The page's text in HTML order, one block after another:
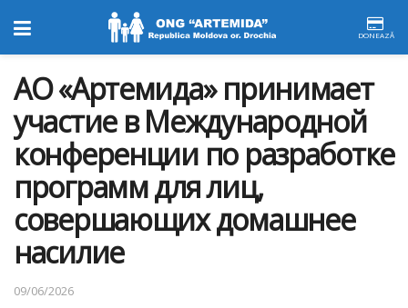
DONEAZĂ
АО «Артемида» принимает
участие в Международной
конференции по разработке
программ для лиц,
совершающих домашнее
насилие
09/06/2026